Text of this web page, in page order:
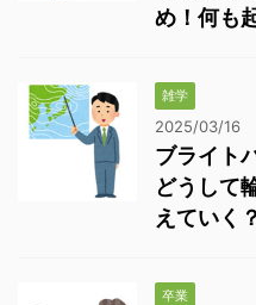
め！何も
雑学
2025/03/16
ブライト
どうして
えていく？
卒業